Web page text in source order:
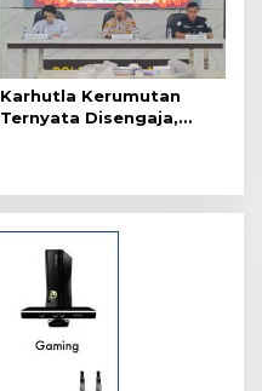
Karhutla Kerumutan
Ternyata Disengaja,